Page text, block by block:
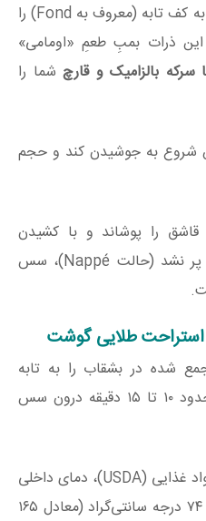
یک قاشق چوبی، ذرات چسبیده به کف تابه (معروف به Fond) را
ذرات بمبِ طعمِ «اومامی»
بالزامیک و قارچشما را
شروع به جوشیدن کند و حجم
را پوشاند و با کشیدن
انگشت، خطی روی آن افتاد و پر نشد (حالت Nappé)، سس
استراحت طلایی گوشت
شده در بشقاب را به تابه
برگردانید. اجازه دهید مرغ‌ها حدود ۱۰ تا ۱۵ دقیقه درون سس
بر اساس استانداردهای ایمنی مواد غذایی (USDA)، دمای داخلی
ضخیم‌ترین قسمت مرغ باید به ۷۴ درجه سانتی‌گراد (معادل ۱۶۵